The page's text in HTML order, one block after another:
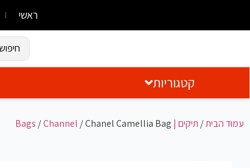
ראשי
קטגוריות
עמוד הבית/ תיקים | Bags /Channel / Chanel Camellia Bag